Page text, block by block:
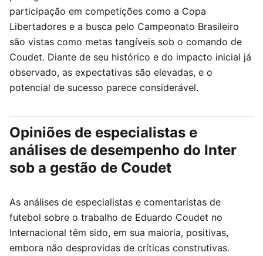
participação em competições como a Copa
Libertadores e a busca pelo Campeonato Brasileiro
são vistas como metas tangíveis sob o comando de
Coudet. Diante de seu histórico e do impacto inicial já
observado, as expectativas são elevadas, e o
potencial de sucesso parece considerável.
Opiniões de especialistas e
análises de desempenho do Inter
sob a gestão de Coudet
As análises de especialistas e comentaristas de
futebol sobre o trabalho de Eduardo Coudet no
Internacional têm sido, em sua maioria, positivas,
embora não desprovidas de críticas construtivas.